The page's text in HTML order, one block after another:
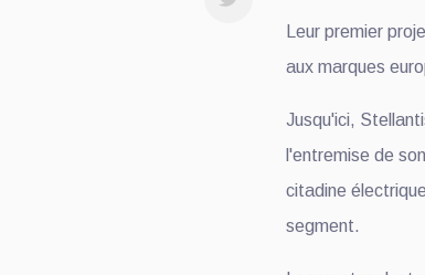
Leur premier
aux marques
Jusqu'ici,
l'entremise de
citadine
segment.